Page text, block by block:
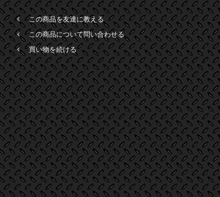
この商品を友達に教える
この商品について問い合わせる
買い物を続ける